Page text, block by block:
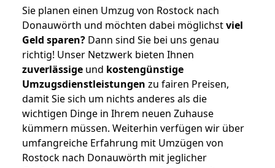
Sie planen einen Umzug von Rostock nach
Donauwörth und möchten dabei möglichstviel
Geld sparen? Dann sind Sie bei uns genau
richtig! Unser Netzwerk bieten Ihnen
zuverlässige und kostengünstige
Umzugsdienstleistungen zu fairen Preisen,
damit Sie sich um nichts anderes als die
wichtigen Dinge in Ihrem neuen Zuhause
kümmern müssen. Weiterhin verfügen wir über
umfangreiche Erfahrung mit Umzügen von
Rostock nach Donauwörth mit jeglicher